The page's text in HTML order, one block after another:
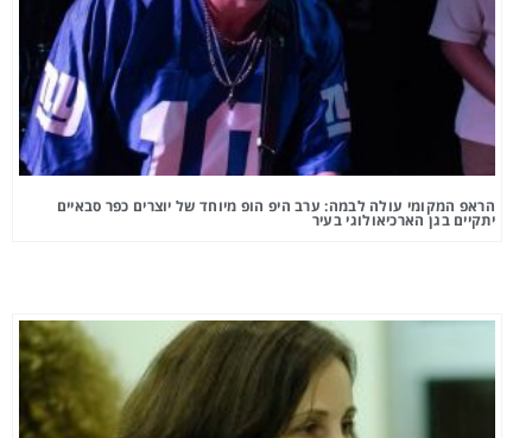
הראפ המקומי עולה לבמה: ערב היפ הופ מיוחד של יוצרים כפר סבאיים
יתקיים בגן הארכיאולוגי בעיר